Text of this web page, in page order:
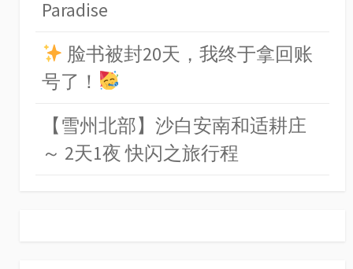
Paradise
脸书被封20天，我终于拿回账
号了！
【雪州北部】沙白安南和适耕庄
～ 2天1夜 快闪之旅行程